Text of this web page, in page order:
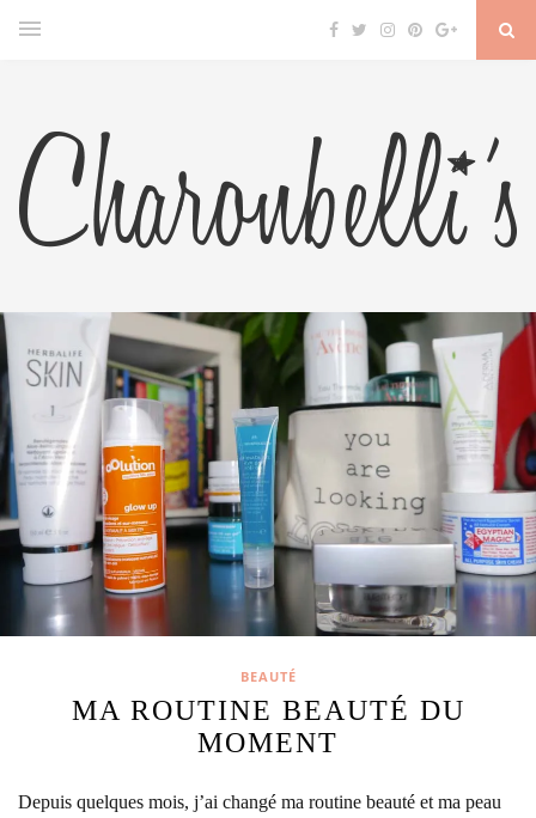
BEAUTÉ
MA ROUTINE BEAUTÉ DU
MOMENT
Depuis quelques mois, j’ai changé ma routine beauté et ma peau